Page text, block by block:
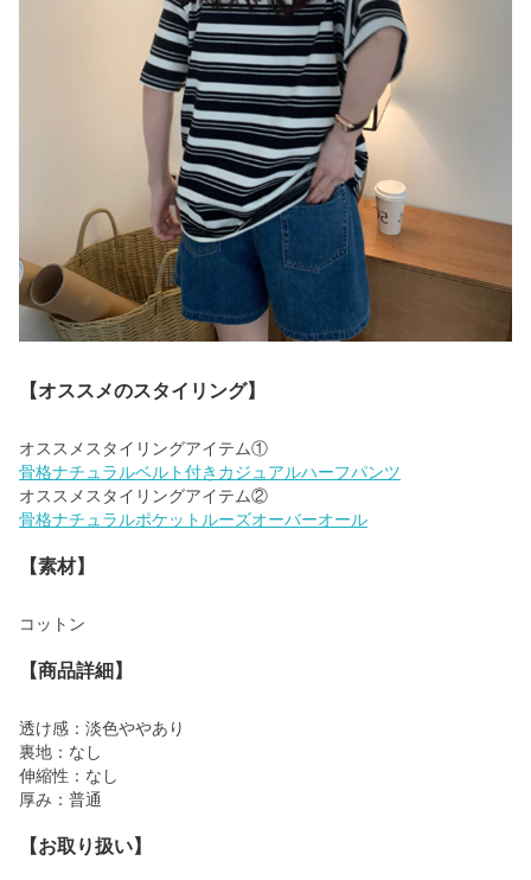
【オススメのスタイリング】
骨格ナチュラルベルト付きカジュアルハーフパンツ
骨格ナチュラルポケットルーズオーバーオール
【素材】
コットン
【商品詳細】
透け感：淡色ややあり
裏地：なし
伸縮性：なし
厚み：普通
【お取り扱い】